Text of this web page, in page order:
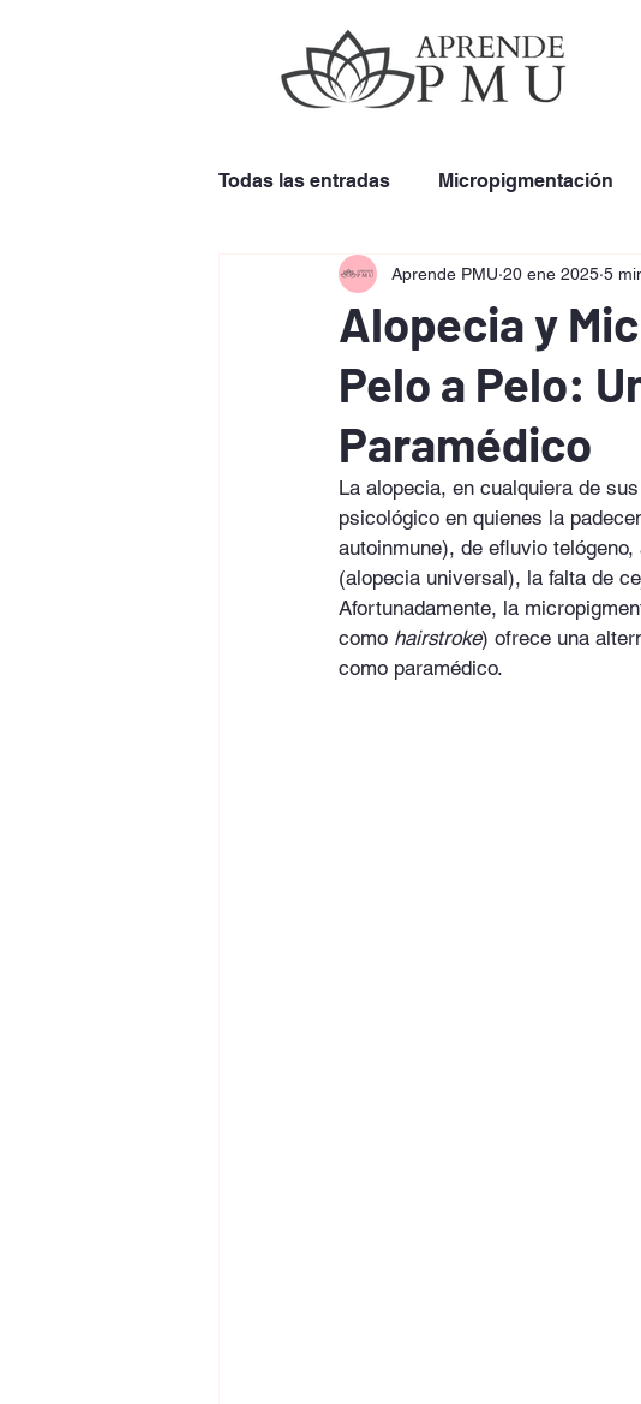
Todas las entradas Micropigmentación
Remoción de Cejas Uso de Tintas
Alopecia y
Pelo a Pelo:
Paramédico
Aprende PMU 20 ene 2025 5
La alopecia, en cualquiera de
psicológico en quienes la
autoinmune), de efluvio
(alopecia universal), la falta de
Afortunadamente, la
como hairstroke) ofrece una
como paramédico.